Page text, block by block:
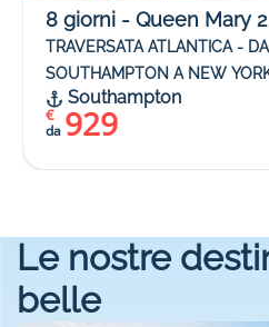
8 giorni - Queen Mary 2
TRAVERSATA ATLANTICA - DA
SOUTHAMPTON A NEW
Southampton
da 929
€
Le nostre
belle